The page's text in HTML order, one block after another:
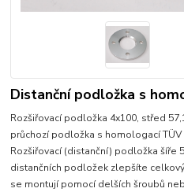
Distanční podložka s
Rozšiřovací podložka 4x100, střed
průchozí podložka s homologací TÜV
Rozšiřovací (distanční) podložka šíře
distančních podložek zlepšíte
se montují pomocí delších šroubů